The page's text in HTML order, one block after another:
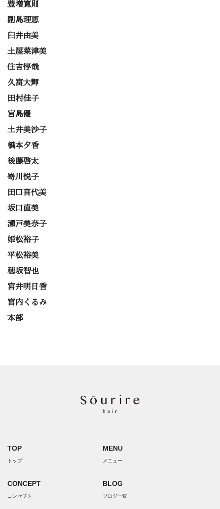
豊増寛則
副島理恵
臼井由美
土屋菜津美
住吉惇哉
久富大輝
田村佳子
宮島優
土井美沙子
橋本夕香
後藤啓太
嵜川悦子
田口喜代美
坂口直美
瀬戸美奈子
姫松裕子
平松裕美
穂坂智也
宮井明日香
宮内くるみ
本部
TOP
トップ
CONCEPT
コンセプト
MENU
メニュー
BLOG
ブログ一覧